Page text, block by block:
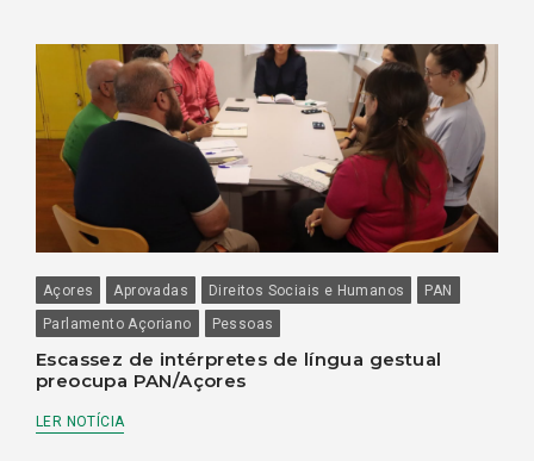
Açores Aprovadas Direitos Sociais e Humanos
PAN
Parlamento Açoriano
Pessoas
Escassez de intérpretes de língua gestual
preocupa PAN/Açores
LER NOTÍCIA